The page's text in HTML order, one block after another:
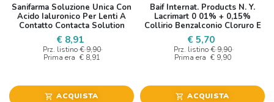
Sanifarma Soluzione Unica Con
Acido Ialuronico Per Lenti A
Contatto Contacta Solution
360ml
€ 8,91
Prz. listino € 9,90
Prima era € 8,91
shopping_cart ACQUISTA
Baif Internat. Products N. Y.
Lacrimart 0 01% + 0,15%
Collirio Benzalconio Cloruro E
Metilcellulosa
€ 5,70
Prz. listino € 9,90
Prima era € 9,90
shopping_cart ACQUISTA